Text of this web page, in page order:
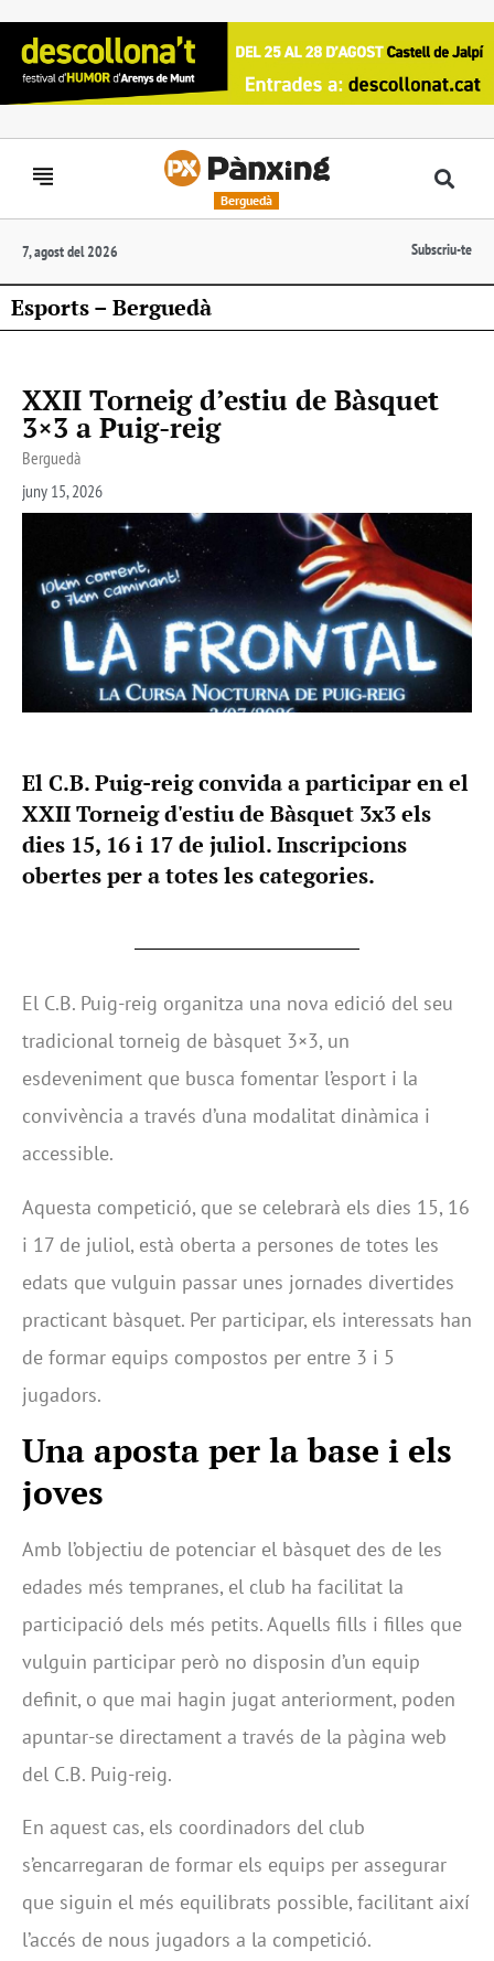
Berguedà
7, agost del 2026 Subscriu-te
Esports – Berguedà
XXII Torneig d’estiu de Bàsquet
3×3 a Puig-reig
Berguedà
juny 15, 2026
El C.B. Puig-reig convida a participar en el
XXII Torneig d'estiu de Bàsquet 3x3 els
dies 15, 16 i 17 de juliol. Inscripcions
obertes per a totes les categories.
El C.B. Puig-reig organitza una nova edició del seu
tradicional torneig de bàsquet 3×3, un
esdeveniment que busca fomentar l’esport i la
convivència a través d’una modalitat dinàmica i
accessible.
Aquesta competició, que se celebrarà els dies 15, 16
i 17 de juliol, està oberta a persones de totes les
edats que vulguin passar unes jornades divertides
practicant bàsquet. Per participar, els interessats han
de formar equips compostos per entre 3 i 5
jugadors.
Una aposta per la base i els
joves
Amb l’objectiu de potenciar el bàsquet des de les
edades més tempranes, el club ha facilitat la
participació dels més petits. Aquells fills i filles que
vulguin participar però no disposin d’un equip
definit, o que mai hagin jugat anteriorment, poden
apuntar-se directament a través de la pàgina web
del C.B. Puig-reig.
En aquest cas, els coordinadors del club
s’encarregaran de formar els equips per assegurar
que siguin el més equilibrats possible, facilitant així
l’accés de nous jugadors a la competició.